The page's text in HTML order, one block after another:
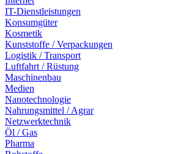
IT-Dienstleistungen
Konsumgüter
Kosmetik
Kunststoffe / Verpackungen
Logistik / Transport
Luftfahrt / Rüstung
Maschinenbau
Medien
Nanotechnologie
Nahrungsmittel / Agrar
Netzwerktechnik
Öl / Gas
Pharma